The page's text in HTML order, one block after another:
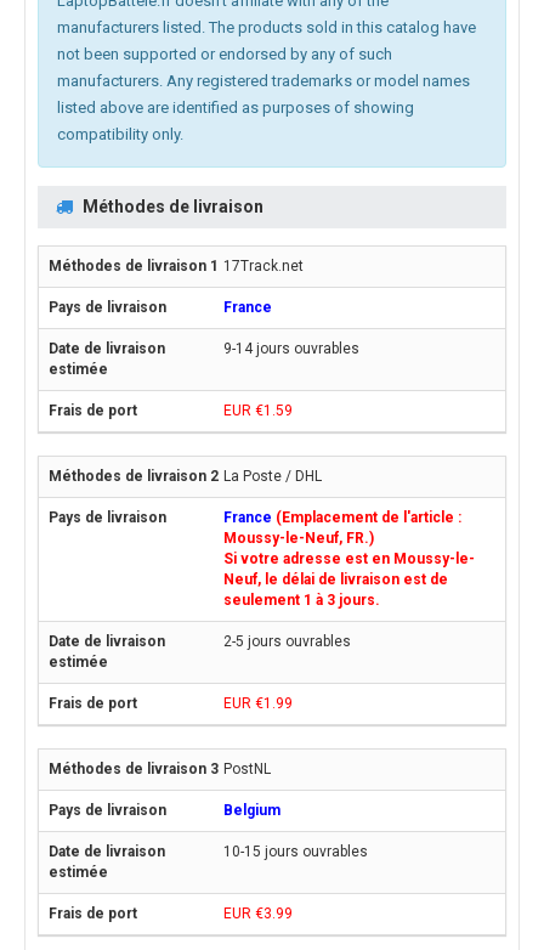
manufacturers listed. The products sold in this catalog have
not been supported or endorsed by any of such
manufacturers. Any registered trademarks or model names
listed above are identified as purposes of showing
compatibility only.
Méthodes de livraison
17Track.net
France
9-14 jours ouvrables
EUR €1.59
La Poste / DHL
France (Emplacement de l'article :
Moussy-le-Neuf, FR.)
Si votre adresse est en Moussy-le-
Neuf, le délai de livraison est de
seulement 1 à 3 jours.
2-5 jours ouvrables
EUR €1.99
PostNL
Belgium
10-15 jours ouvrables
EUR €3.99